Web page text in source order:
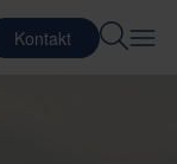
Kontakt